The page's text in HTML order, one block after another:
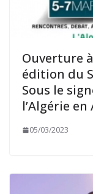
Ouverture
édition du
Sous le
l’Algérie
05/03/2023